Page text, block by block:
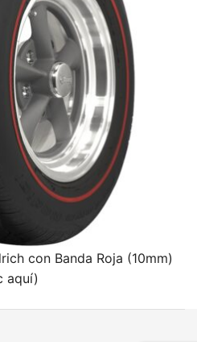
con Banda Roja (10mm)
aquí)